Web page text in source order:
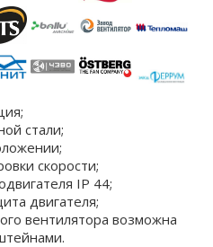
стали;
скорости;
IP 44;
двигателя;
вентилятора возможна